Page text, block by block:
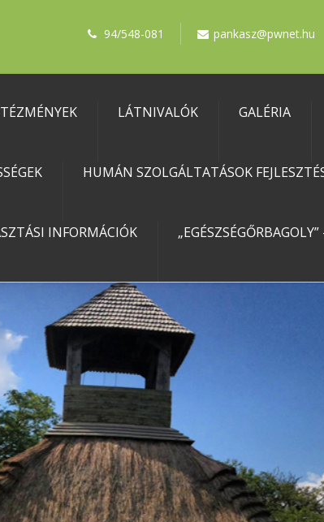
94/548-081 pankasz@pwnet.hu
LÁTNIVALÓK GALÉRIA
HUMÁN SZOLGÁLTATÁSOK
INFORMÁCIÓK